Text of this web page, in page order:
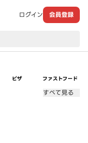
ログイン 会員登録
ピザ ファストフード
すべて見る